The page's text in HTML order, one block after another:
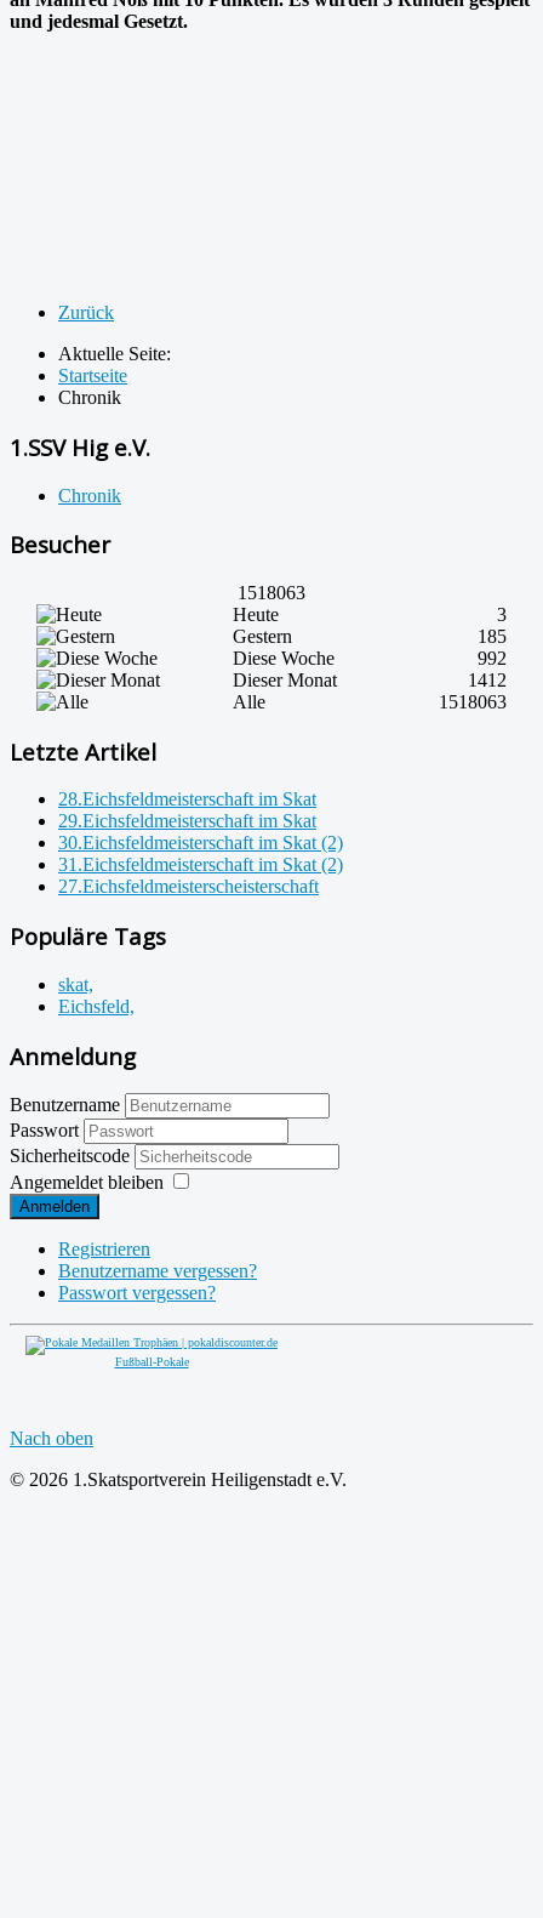
und jedesmal Gesetzt.
Zurück
Aktuelle Seite:
Startseite
Chronik
1.SSV Hig e.V.
Chronik
Besucher
1518063
Heute
3
Gestern
185
Diese Woche
992
Dieser Monat
1412
Alle
1518063
Letzte Artikel
28.Eichsfeldmeisterschaft im Skat
29.Eichsfeldmeisterschaft im Skat
30.Eichsfeldmeisterschaft im Skat (2)
31.Eichsfeldmeisterschaft im Skat (2)
27.Eichsfeldmeisterscheisterschaft
Populäre Tags
skat,
Eichsfeld,
Anmeldung
Benutzername
Passwort
Sicherheitscode
Angemeldet bleiben
Anmelden
Registrieren
Benutzername vergessen?
Passwort vergessen?
Fußball-Pokale
Nach oben
© 2026 1.Skatsportverein Heiligenstadt e.V.